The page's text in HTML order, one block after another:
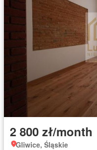
2 800 zł/month
Gliwice, Śląskie